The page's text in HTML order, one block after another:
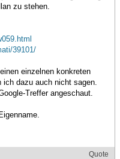
zu stehen.
39101/
einzelnen konkreten
dazu auch nicht sagen.
Treffer angeschaut.
Quote